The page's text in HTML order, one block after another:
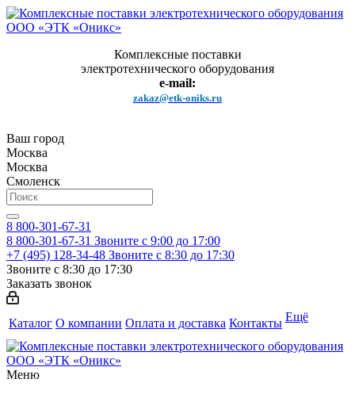
Комплексные поставки
электротехнического оборудования
e-mail:
zakaz@etk-oniks.ru
Ваш город
Москва
Москва
Смоленск
8 800-301-67-31
8 800-301-67-31 Звоните с 9:00 до 17:00
+7 (495) 128-34-48 Звоните с 8:30 до 17:30
Звоните с 8:30 до 17:30
Заказать звонок
Каталог О компании Оплата и доставка Контакты Ещё
Меню